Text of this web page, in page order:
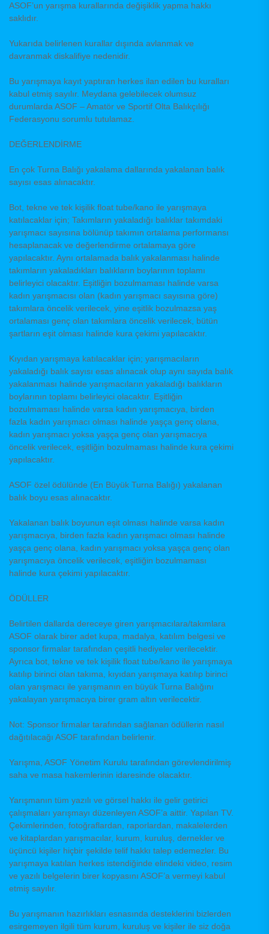
ASOF’un yarışma kurallarında değişiklik yapma hakkı
saklıdır.
Yukarıda belirlenen kurallar dışında avlanmak ve
davranmak diskalifiye nedenidir.
Bu yarışmaya kayıt yaptıran herkes ilan edilen bu kuralları
kabul etmiş sayılır. Meydana gelebilecek olumsuz
durumlarda ASOF – Amatör ve Sportif Olta Balıkçılığı
Federasyonu sorumlu tutulamaz.
DEĞERLENDİRME
En çok Turna Balığı yakalama dallarında yakalanan balık
sayısı esas alınacaktır.
Bot, tekne ve tek kişilik float tube/kano ile yarışmaya
katılacaklar için; Takımların yakaladığı balıklar takımdaki
yarışmacı sayısına bölünüp takımın ortalama performansı
hesaplanacak ve değerlendirme ortalamaya göre
yapılacaktır. Aynı ortalamada balık yakalanması halinde
takımların yakaladıkları balıkların boylarının toplamı
belirleyici olacaktır. Eşitliğin bozulmaması halinde varsa
kadın yarışmacısı olan (kadın yarışmacı sayısına göre)
takımlara öncelik verilecek, yine eşitlik bozulmazsa yaş
ortalaması genç olan takımlara öncelik verilecek, bütün
şartların eşit olması halinde kura çekimi yapılacaktır.
Kıyıdan yarışmaya katılacaklar için; yarışmacıların
yakaladığı balık sayısı esas alınacak olup aynı sayıda balık
yakalanması halinde yarışmacıların yakaladığı balıkların
boylarının toplamı belirleyici olacaktır. Eşitliğin
bozulmaması halinde varsa kadın yarışmacıya, birden
fazla kadın yarışmacı olması halinde yaşça genç olana,
kadın yarışmacı yoksa yaşça genç olan yarışmacıya
öncelik verilecek, eşitliğin bozulmaması halinde kura çekimi
yapılacaktır.
ASOF özel ödülünde (En Büyük Turna Balığı) yakalanan
balık boyu esas alınacaktır.
Yakalanan balık boyunun eşit olması halinde varsa kadın
yarışmacıya, birden fazla kadın yarışmacı olması halinde
yaşça genç olana, kadın yarışmacı yoksa yaşça genç olan
yarışmacıya öncelik verilecek, eşitliğin bozulmaması
halinde kura çekimi yapılacaktır.
ÖDÜLLER
Belirtilen dallarda dereceye giren yarışmacılara/takımlara
ASOF olarak birer adet kupa, madalya, katılım belgesi ve
sponsor firmalar tarafından çeşitli hediyeler verilecektir.
Ayrıca bot, tekne ve tek kişilik float tube/kano ile yarışmaya
katılıp birinci olan takıma, kıyıdan yarışmaya katılıp birinci
olan yarışmacı ile yarışmanın en büyük Turna Balığını
yakalayan yarışmacıya birer gram altın verilecektir.
Not: Sponsor firmalar tarafından sağlanan ödüllerin nasıl
dağıtılacağı ASOF tarafından belirlenir.
Yarışma, ASOF Yönetim Kurulu tarafından görevlendirilmiş
saha ve masa hakemlerinin idaresinde olacaktır.
Yarışmanın tüm yazılı ve görsel hakkı ile gelir getirici
çalışmaları yarışmayı düzenleyen ASOF’a aittir. Yapılan TV.
Çekimlerinden, fotoğraflardan, raporlardan, makalelerden
ve kitaplardan yarışmacılar, kurum, kuruluş, dernekler ve
üçüncü kişiler hiçbir şekilde telif hakkı talep edemezler. Bu
yarışmaya katılan herkes istendiğinde elindeki video, resim
ve yazılı belgelerin birer kopyasını ASOF’a vermeyi kabul
etmiş sayılır.
Bu yarışmanın hazırlıkları esnasında desteklerini bizlerden
esirgemeyen ilgili tüm kurum, kuruluş ve kişiler ile siz doğa